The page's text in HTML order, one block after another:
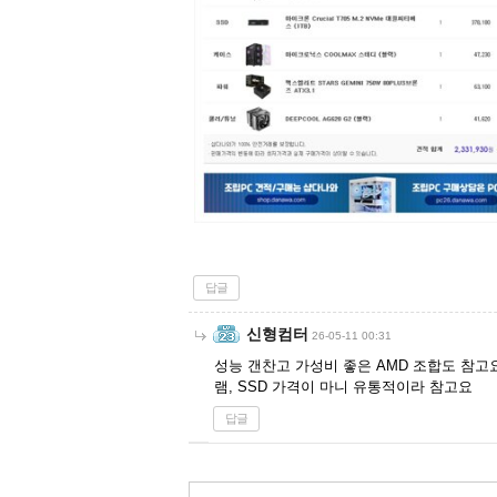
답글
신형컴터 26-05-11 00:31
성능 갠찬고 가성비 좋은 AMD 조합도 참고
램, SSD 가격이 마니 유통적이라 참고요
답글